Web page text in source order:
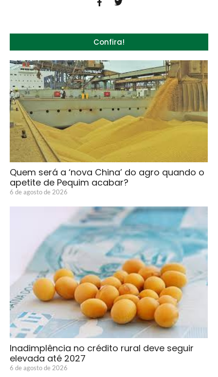
Confira!
Quem será a ‘nova China’ do agro quando o
apetite de Pequim acabar?
6 de agosto de 2026
Inadimplência no crédito rural deve seguir
elevada até 2027
6 de agosto de 2026